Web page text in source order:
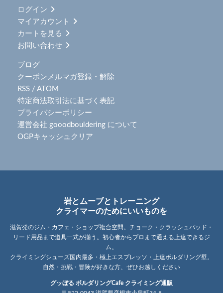
ログイン
マイアカウント
カートを見る
お問い合わせ
ブログ
クーポンメルマガ登録・解除
RSS / ATOM
特定商法取引法に基づく表記
プライバシーポリシー
運営会社 gooodbouldering について
OGPキャッシュクリア
岩とムーブとトレーニング
クライマーのためにいいものを
滋賀発のジム・カフェ・ショップ複合空間。チョーク・クラッシュパッド・
リード用品まで道具一式が揃う。初心者からプロまで通える上達できるジ
ム。
クライミングシューズ国内最多・極上エスプレッソ・上達ボルダリング壁。
自然・挑戦・冒険が好きな方、ぜひお越しください
グッぼる ボルダリングCafe クライミング通販